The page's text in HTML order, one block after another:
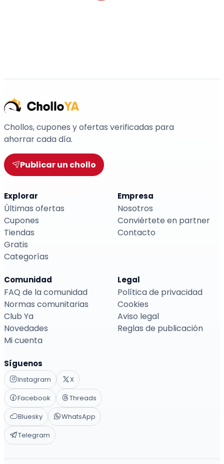
Chollos, cupones y ofertas verificadas para
ahorrar cada día.
Publicar un chollo
Explorar
Últimas ofertas
Cupones
Tiendas
Gratis
Categorías
Empresa
Nosotros
Conviértete en partner
Contacto
Comunidad
FAQ de la comunidad
Normas comunitarias
Club Ya
Novedades
Mi cuenta
Legal
Política de privacidad
Cookies
Aviso legal
Reglas de publicación
Síguenos
Instagram
X
Facebook
Threads
Bluesky
WhatsApp
Telegram